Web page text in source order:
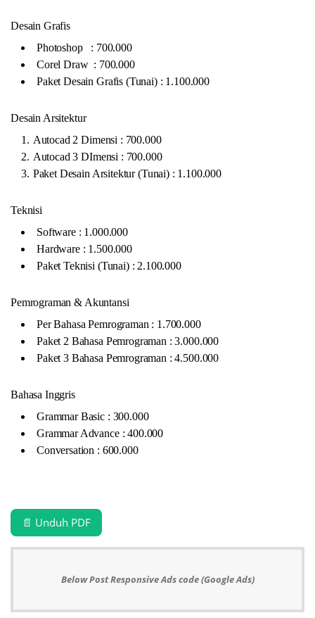
Desain Grafis
Photoshop : 700.000
Corel Draw : 700.000
Paket Desain Grafis (Tunai) : 1.100.000
Desain Arsitektur
Autocad 2 Dimensi : 700.000
Autocad 3 DImensi : 700.000
Paket Desain Arsitektur (Tunai) : 1.100.000
Teknisi
Software : 1.000.000
Hardware : 1.500.000
Paket Teknisi (Tunai) : 2.100.000
Pemrograman & Akuntansi
Per Bahasa Pemrograman : 1.700.000
Paket 2 Bahasa Pemrograman : 3.000.000
Paket 3 Bahasa Pemrograman : 4.500.000
Bahasa Inggris
Grammar Basic : 300.000
Grammar Advance : 400.000
Conversation : 600.000
📄 Unduh PDF
Below Post Responsive Ads code (Google Ads)